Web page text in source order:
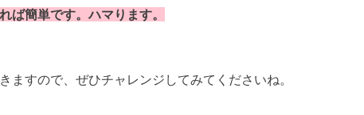
ば簡単です。ハマります。
ますので、ぜひチャレンジしてみてくださいね。